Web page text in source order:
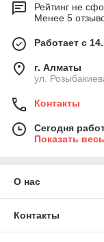
Рейтинг не
Менее 5
Работает с
г. Алматы
ул.
Контакты
Сегодня
Показать
О нас
Контакты